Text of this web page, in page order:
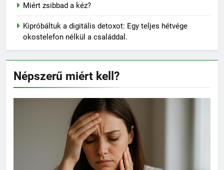
Miért zsibbad a kéz?
Kipróbáltuk a digitális detoxot: Egy teljes hétvége
okostelefon nélkül a családdal.
Népszerű miért kell?